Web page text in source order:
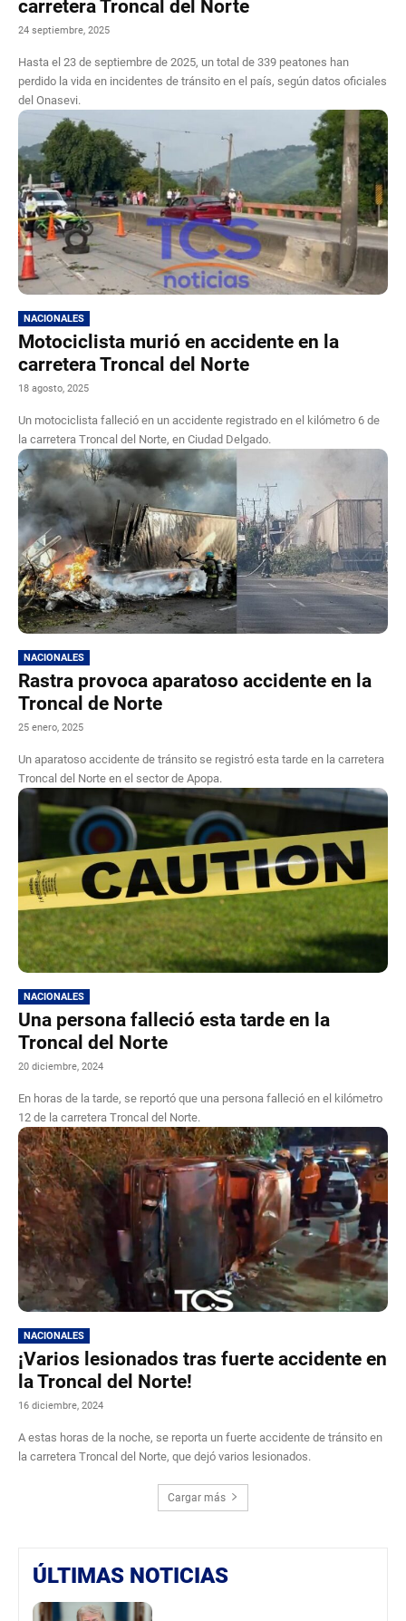
carretera Troncal del Norte
24 septiembre, 2025
Hasta el 23 de septiembre de 2025, un total de 339 peatones han
perdido la vida en incidentes de tránsito en el país, según datos oficiales
del Onasevi.
NACIONALES
Motociclista murió en accidente en la
carretera Troncal del Norte
18 agosto, 2025
Un motociclista falleció en un accidente registrado en el kilómetro 6 de
la carretera Troncal del Norte, en Ciudad Delgado.
NACIONALES
Rastra provoca aparatoso accidente en la
Troncal de Norte
25 enero, 2025
Un aparatoso accidente de tránsito se registró esta tarde en la carretera
Troncal del Norte en el sector de Apopa.
NACIONALES
Una persona falleció esta tarde en la
Troncal del Norte
20 diciembre, 2024
En horas de la tarde, se reportó que una persona falleció en el kilómetro
12 de la carretera Troncal del Norte.
NACIONALES
¡Varios lesionados tras fuerte accidente en
la Troncal del Norte!
16 diciembre, 2024
A estas horas de la noche, se reporta un fuerte accidente de tránsito en
la carretera Troncal del Norte, que dejó varios lesionados.
Cargar más
ÚLTIMAS NOTICIAS